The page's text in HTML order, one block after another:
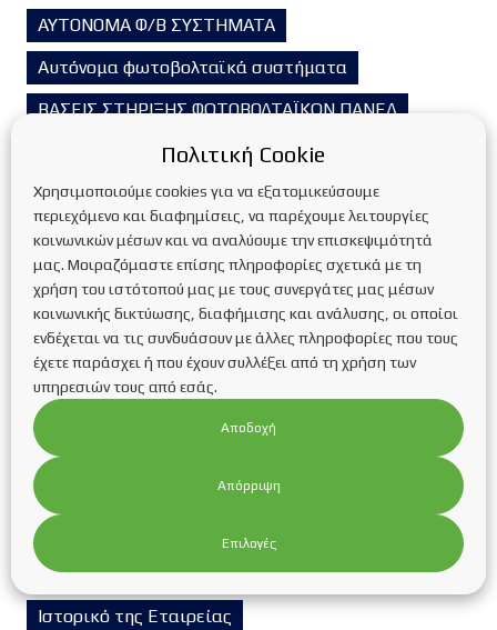
ΑΥΤΟΝΟΜΑ Φ/Β ΣΥΣΤΗΜΑΤΑ
Αυτόνομα φωτοβολταϊκά συστήματα
ΒΑΣΕΙΣ ΣΤΗΡΙΞΗΣ ΦΩΤΟΒΟΛΤΑΪΚΩΝ ΠΑΝΕΛ
Βιομηχανικά Φ/Β Συστήματα
ΓΕΩΘΕΡΜΙΑ
ΔΙΑΣΥΝΔΕΔΕΜΕΝΑ Φ/Β ΣΥΣΤΗΜΑΤΑ
Διασυνδεδεμένα φωτοβολταϊκά συστήματα
Ενεργειακή αναβάθμιση κτιρίων
Ενεργειακή αναβάθμιση κτιρίων
Έξυπνο σπίτι
Επιδοτούμενα προγράμματα
Επικαιρότητα
Εταιρικά Νέα
Η Εταιρεία
ΗΛΙΑΚΑ ΦΩΤΙΣΤΙΚΑ
ΗΛΙΑΚΟΙ ΣΥΛΛΕΚΤΕΣ
Θέρμανση-Ψύξη-Εξαερισμός
Ιστορικό της Εταιρείας
Πολιτική Cookie
Χρησιμοποιούμε cookies για να εξατομικεύσουμε
περιεχόμενο και διαφημίσεις, να παρέχουμε λειτουργίες
κοινωνικών μέσων και να αναλύουμε την επισκεψιμότητά
μας. Μοιραζόμαστε επίσης πληροφορίες σχετικά με τη
χρήση του ιστότοπού μας με τους συνεργάτες μας μέσων
κοινωνικής δικτύωσης, διαφήμισης και ανάλυσης, οι οποίοι
ενδέχεται να τις συνδυάσουν με άλλες πληροφορίες που τους
έχετε παράσχει ή που έχουν συλλέξει από τη χρήση των
υπηρεσιών τους από εσάς.
Αποδοχή
Απόρριψη
Επιλογές